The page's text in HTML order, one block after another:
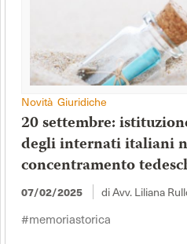
Novità Giuridiche
20 settembre:
degli internati italiani
concentramento
07/02/2025 di Avv. Liliana
#memoriastorica